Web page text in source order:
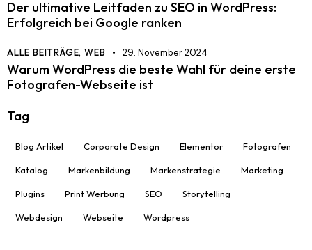
Der ultimative Leitfaden zu SEO in WordPress:
Erfolgreich bei Google ranken
ALLE BEITRÄGE,WEB 29. November 2024
Warum WordPress die beste Wahl für deine erste
Fotografen-Webseite ist
Tag
Blog Artikel Corporate Design Elementor Fotografen
Katalog Markenbildung Markenstrategie Marketing
Plugins Print Werbung SEO Storytelling
Webdesign Webseite Wordpress